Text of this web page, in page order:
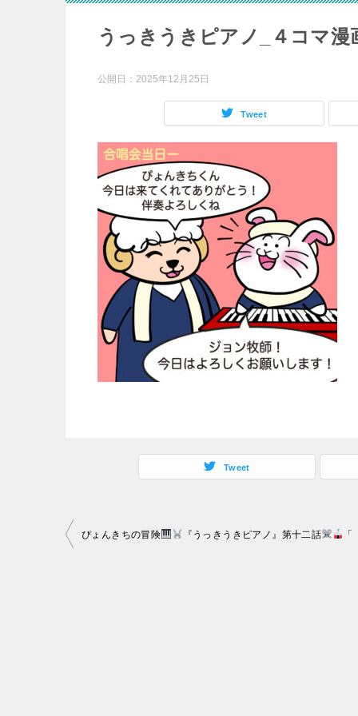
うっきうきピアノ_４コマ漫
公開日： 2025年12月25日
Tweet
Tweet
投ぴょんきちの冒険 『うっきうきピアノ』第十二話 「【伴奏がい